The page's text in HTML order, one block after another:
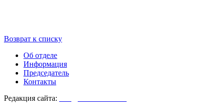
Возврат к списку
Об отделе
Информация
Председатель
Контакты
Редакция сайта: